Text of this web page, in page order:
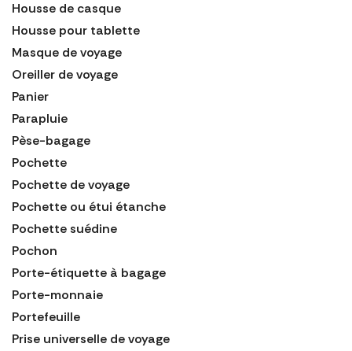
Housse de casque
Housse pour tablette
Masque de voyage
Oreiller de voyage
Panier
Parapluie
Pèse-bagage
Pochette
Pochette de voyage
Pochette ou étui étanche
Pochette suédine
Pochon
Porte-étiquette à bagage
Porte-monnaie
Portefeuille
Prise universelle de voyage